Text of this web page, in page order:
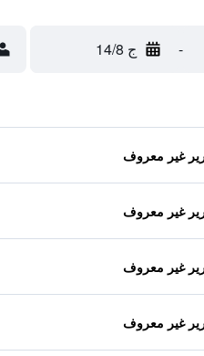
- ج 14/8